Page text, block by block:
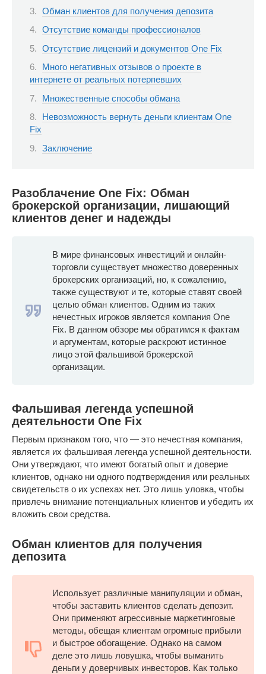
Обман клиентов для получения депозита
Отсутствие команды профессионалов
Отсутствие лицензий и документов One Fix
Много негативных отзывов о проекте в
интернете от реальных потерпевших
Множественные способы обмана
Невозможность вернуть деньги клиентам One
Fix
Заключение
Разоблачение One Fix: Обман
брокерской организации, лишающий
клиентов денег и надежды
В мире финансовых инвестиций и онлайн-
торговли существует множество доверенных
брокерских организаций, но, к сожалению,
также существуют и те, которые ставят своей
целью обман клиентов. Одним из таких
нечестных игроков является компания One
Fix. В данном обзоре мы обратимся к фактам
и аргументам, которые раскроют истинное
лицо этой фальшивой брокерской
организации.
Фальшивая легенда успешной
деятельности One Fix
Первым признаком того, что — это нечестная компания,
является их фальшивая легенда успешной деятельности.
Они утверждают, что имеют богатый опыт и доверие
клиентов, однако ни одного подтверждения или реальных
свидетельств о их успехах нет. Это лишь уловка, чтобы
привлечь внимание потенциальных клиентов и убедить их
вложить свои средства.
Обман клиентов для получения
депозита
Использует различные манипуляции и обман,
чтобы заставить клиентов сделать депозит.
Они применяют агрессивные маркетинговые
методы, обещая клиентам огромные прибыли
и быстрое обогащение. Однако на самом
деле это лишь ловушка, чтобы выманить
деньги у доверчивых инвесторов. Как только